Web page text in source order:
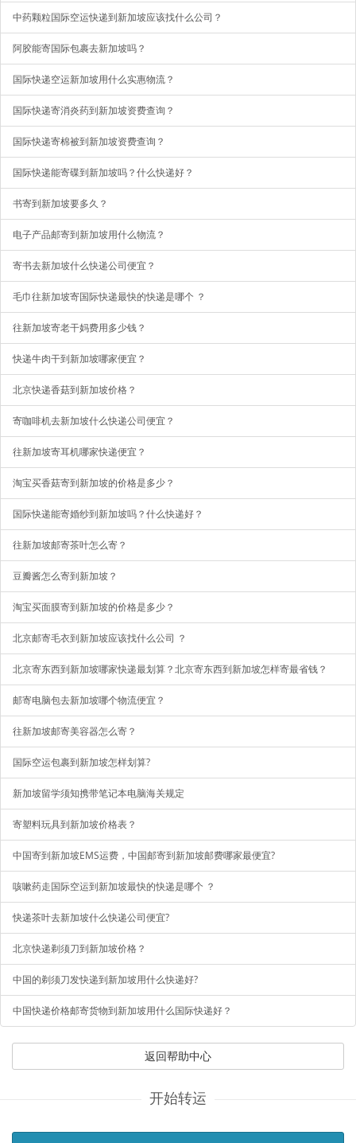
中药颗粒国际空运快递到新加坡应该找什么公司？
阿胶能寄国际包裹去新加坡吗？
国际快递空运新加坡用什么实惠物流？
国际快递寄消炎药到新加坡资费查询？
国际快递寄棉被到新加坡资费查询？
国际快递能寄碟到新加坡吗？什么快递好？
书寄到新加坡要多久？
电子产品邮寄到新加坡用什么物流？
寄书去新加坡什么快递公司便宜？
毛巾往新加坡寄国际快递最快的快递是哪个 ？
往新加坡寄老干妈费用多少钱？
快递牛肉干到新加坡哪家便宜？
北京快递香菇到新加坡价格？
寄咖啡机去新加坡什么快递公司便宜？
往新加坡寄耳机哪家快递便宜？
淘宝买香菇寄到新加坡的价格是多少？
国际快递能寄婚纱到新加坡吗？什么快递好？
往新加坡邮寄茶叶怎么寄？
豆瓣酱怎么寄到新加坡？
淘宝买面膜寄到新加坡的价格是多少？
北京邮寄毛衣到新加坡应该找什么公司 ？
北京寄东西到新加坡哪家快递最划算？北京寄东西到新加坡怎样寄最省钱？
邮寄电脑包去新加坡哪个物流便宜？
往新加坡邮寄美容器怎么寄？
国际空运包裹到新加坡怎样划算?
新加坡留学须知携带笔记本电脑海关规定
寄塑料玩具到新加坡价格表？
中国寄到新加坡EMS运费，中国邮寄到新加坡邮费哪家最便宜?
咳嗽药走国际空运到新加坡最快的快递是哪个 ？
快递茶叶去新加坡什么快递公司便宜?
北京快递剃须刀到新加坡价格？
中国的剃须刀发快递到新加坡用什么快递好?
中国快递价格邮寄货物到新加坡用什么国际快递好？
返回帮助中心
开始转运